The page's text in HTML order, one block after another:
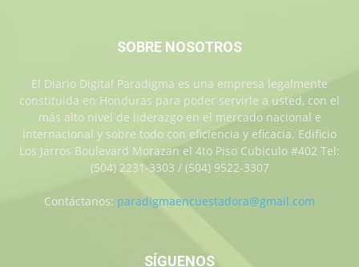
SOBRE NOSOTROS
El Diario Digital Paradigma es una empresa legalmente
constituida en Honduras para poder servirle a usted, con el
más alto nivel de liderazgo en el mercado nacional e
internacional y sobre todo con eficiencia y eficacia. Edificio
Los Jarros Boulevard Morazan el 4to Piso Cubiculo #402 Tel:
(504) 2231-3303 / (504) 9522-3307
Contáctanos: paradigmaencuestadora@gmail.com
SÍGUENOS